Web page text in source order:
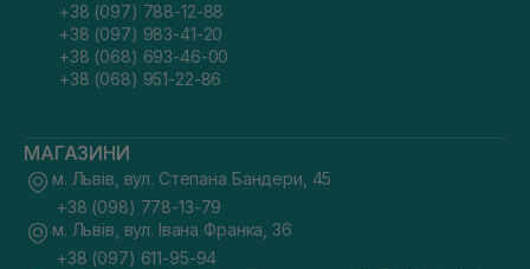
+38 (097) 788-12-88
+38 (097) 983-41-20
+38 (068) 693-46-00
+38 (068) 951-22-86
МАГАЗИНИ
м. Львів, вул. Степана Бандери, 45
+38 (098) 778-13-79
м. Львів, вул. Івана Франка, 36
+38 (097) 611-95-94